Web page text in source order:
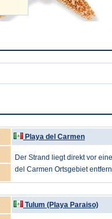
Playa del Carmen
Der Strand liegt direkt vor
del Carmen Ortsgebiet
Tulum (Playa Paraiso)